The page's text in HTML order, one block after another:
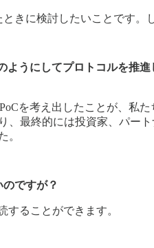
に検討したいことです。し
うにしてプロトコルを推
を考え出したことが、
最終的には投資家、パー
。
ですが？
することができます。